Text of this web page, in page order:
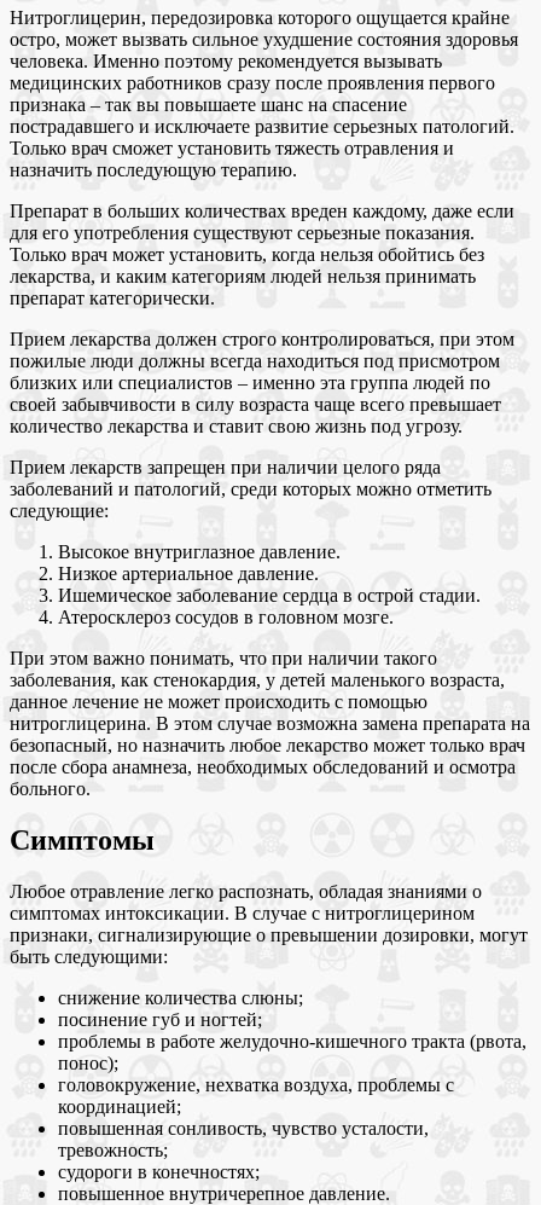
Нитроглицерин, передозировка которого ощущается крайне
остро, может вызвать сильное ухудшение состояния здоровья
человека. Именно поэтому рекомендуется вызывать
медицинских работников сразу после проявления первого
признака – так вы повышаете шанс на спасение
пострадавшего и исключаете развитие серьезных патологий.
Только врач сможет установить тяжесть отравления и
назначить последующую терапию.
Препарат в больших количествах вреден каждому, даже если
для его употребления существуют серьезные показания.
Только врач может установить, когда нельзя обойтись без
лекарства, и каким категориям людей нельзя принимать
препарат категорически.
Прием лекарства должен строго контролироваться, при этом
пожилые люди должны всегда находиться под присмотром
близких или специалистов – именно эта группа людей по
своей забывчивости в силу возраста чаще всего превышает
количество лекарства и ставит свою жизнь под угрозу.
Прием лекарств запрещен при наличии целого ряда
заболеваний и патологий, среди которых можно отметить
следующие:
Высокое внутриглазное давление.
Низкое артериальное давление.
Ишемическое заболевание сердца в острой стадии.
Атеросклероз сосудов в головном мозге.
При этом важно понимать, что при наличии такого
заболевания, как стенокардия, у детей маленького возраста,
данное лечение не может происходить с помощью
нитроглицерина. В этом случае возможна замена препарата на
безопасный, но назначить любое лекарство может только врач
после сбора анамнеза, необходимых обследований и осмотра
больного.
Симптомы
Любое отравление легко распознать, обладая знаниями о
симптомах интоксикации. В случае с нитроглицерином
признаки, сигнализирующие о превышении дозировки, могут
быть следующими:
снижение количества слюны;
посинение губ и ногтей;
проблемы в работе желудочно-кишечного тракта (рвота,
понос);
головокружение, нехватка воздуха, проблемы с
координацией;
повышенная сонливость, чувство усталости,
тревожность;
судороги в конечностях;
повышенное внутричерепное давление.